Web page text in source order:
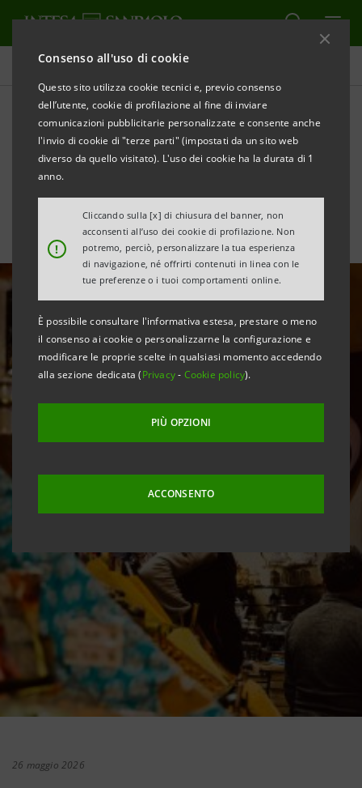
Consenso all'uso di cookie
Questo sito utilizza cookie tecnici e, previo consenso
dell’utente, cookie di profilazione al fine di inviare
comunicazioni pubblicitarie personalizzate e consente anche
l'invio di cookie di "terze parti" (impostati da un sito web
diverso da quello visitato). L'uso dei cookie ha la durata di 1
anno.
!
Cliccando sulla [x] di chiusura del banner, non
acconsenti all’uso dei cookie di profilazione. Non
potremo, perciò, personalizzare la tua esperienza
di navigazione, né offrirti contenuti in linea con le
tue preferenze o i tuoi comportamenti online.
È possibile consultare l'informativa estesa, prestare o meno
il consenso ai cookie o personalizzarne la configurazione e
modificare le proprie scelte in qualsiasi momento accedendo
alla sezione dedicata (Privacy- Cookie policy).
PIÙ OPZIONI
ACCONSENTO
Area Media
Turchia, la guerra in Iran
pesa su crescita e inflazione
26 maggio 2026